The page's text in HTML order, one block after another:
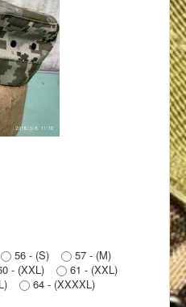
56 - (S)
57 - (M)
- (XXL)
61 - (XXL)
64 - (XXXXL)